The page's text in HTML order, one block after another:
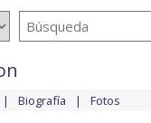
Biografía Fotos